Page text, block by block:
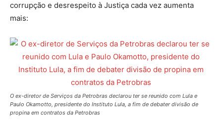
corrupção e desrespeito à Justiça cada vez aumenta
mais:
O ex-diretor de Serviços da Petrobras declarou ter se reunido com Lula e
Paulo Okamotto, presidente do Instituto Lula, a fim de debater divisão de
propina em contratos da Petrobras